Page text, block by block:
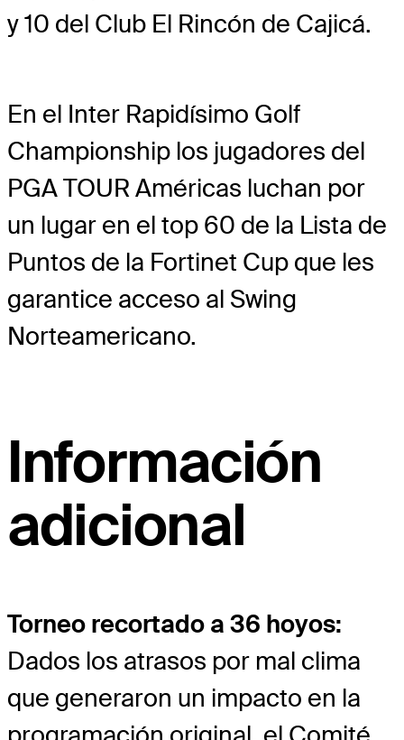
y 10 del Club El Rincón de Cajicá.
En el Inter Rapidísimo Golf
Championship los jugadores del
PGA TOUR Américas luchan por
un lugar en el top 60 de la Lista de
Puntos de la Fortinet Cup que les
garantice acceso al Swing
Norteamericano.
Información
adicional
Torneo recortado a 36 hoyos:
Dados los atrasos por mal clima
que generaron un impacto en la